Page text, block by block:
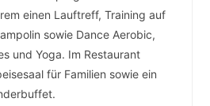
einen Lauftreff, Training auf
sowie Dance Aerobic,
und Yoga. Im Restaurant
für Familien sowie ein